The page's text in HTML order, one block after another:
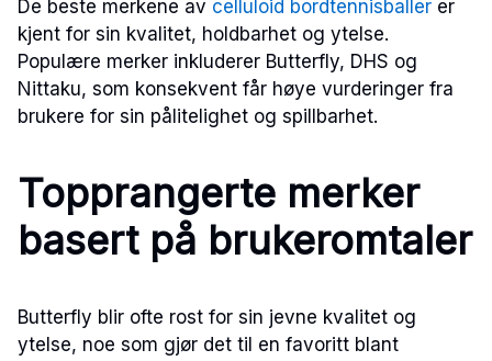
De beste merkene av celluloid bordtennisballer er
kjent for sin kvalitet, holdbarhet og ytelse.
Populære merker inkluderer Butterfly, DHS og
Nittaku, som konsekvent får høye vurderinger fra
brukere for sin pålitelighet og spillbarhet.
Topprangerte merker
basert på brukeromtaler
Butterfly blir ofte rost for sin jevne kvalitet og
ytelse, noe som gjør det til en favoritt blant